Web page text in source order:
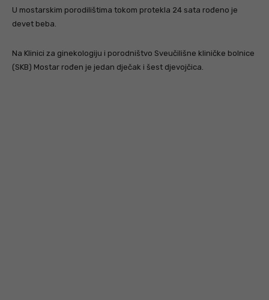
U mostarskim porodilištima tokom protekla 24 sata rođeno je
devet beba.
Na Klinici za ginekologiju i porodništvo Sveučilišne kliničke bolnice
(SKB) Mostar rođen je jedan dječak i šest djevojčica.